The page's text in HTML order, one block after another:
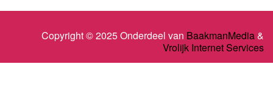
Copyright © 2025 Onderdeel van BaakmanMedia&
Vrolijk Internet Services